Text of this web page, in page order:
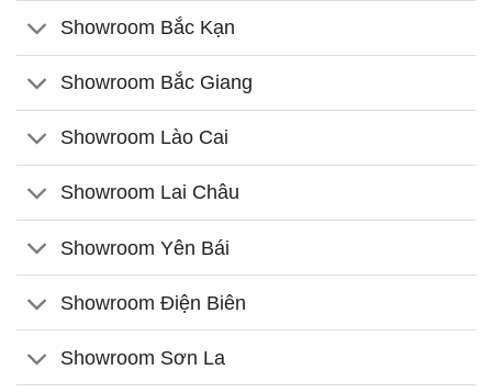
Showroom Bắc Kạn
Showroom Bắc Giang
Showroom Lào Cai
Showroom Lai Châu
Showroom Yên Bái
Showroom Điện Biên
Showroom Sơn La